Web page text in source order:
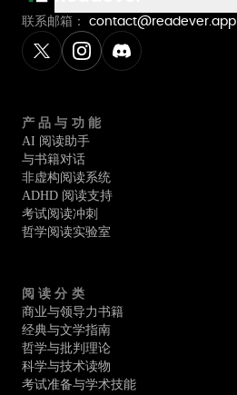
联系邮箱： contact@readever.app
产品与功能
AI 阅读助手
与书籍对话
非虚构阅读系统
ADHD 阅读支持
考试阅读冲刺
哲学阅读实验室
阅读分类
商业与领导力书籍
经典与文学指南
哲学与批判理论
科学与技术读物
考试准备与学术技能